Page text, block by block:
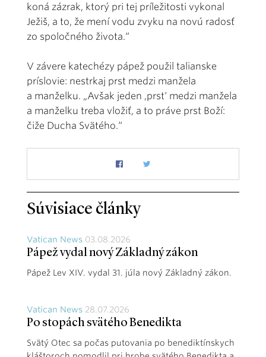
koná zázrak, ktorý pri tej príležitosti vykonal
Ježiš, a to, že mení vodu zvyku na novú radosť
zo spoločného života.“
V závere katechézy pápež použil talianske
príslovie: nestrkaj prst medzi manžela
a manželku. „Avšak jeden ,prst‘ medzi manžela
a manželku treba vložiť, a to práve prst Boží:
čiže Ducha Svätého.“
Súvisiace články
Vatican News 03.08.2026
Pápež vydal nový Základný zákon
Pápež Lev XIV. vydal 31. júla nový Základný zákon.
Vatican News 28.07.2026
Po stopách svätého Benedikta
Svätý Otec sa počas putovania po benediktínskych